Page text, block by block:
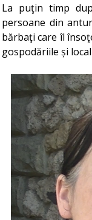
La puţin timp
persoane din
bărbaţi care îl
gospodăriile și